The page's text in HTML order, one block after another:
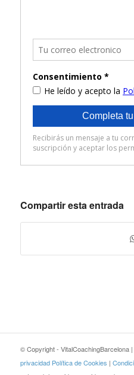
Compartir esta entrada
© Copyright - VitalCoachingBarcelona |
privacidad Política de Cookies |